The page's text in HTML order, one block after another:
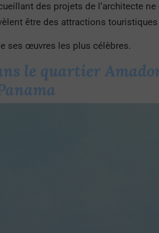
des projets de l’architecte ne
être des attractions touristiques
ses œuvres les plus célèbres.
le quartier